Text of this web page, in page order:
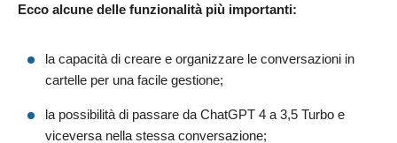
Ecco alcune delle funzionalità più importanti:
la capacità di creare e organizzare le conversazioni in
cartelle per una facile gestione;
la possibilità di passare da ChatGPT 4 a 3,5 Turbo e
viceversa nella stessa conversazione;